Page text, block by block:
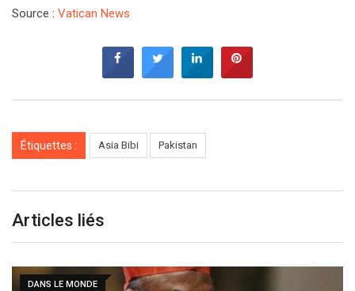
Source : Vatican News
Étiquettes : Asia Bibi Pakistan
Articles liés
DANS LE MONDE